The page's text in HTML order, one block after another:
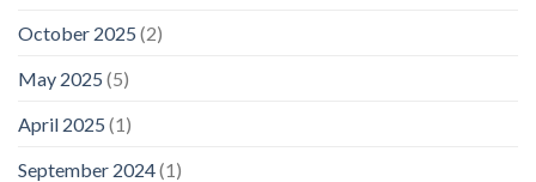
October 2025 (2)
May 2025 (5)
April 2025 (1)
September 2024(1)